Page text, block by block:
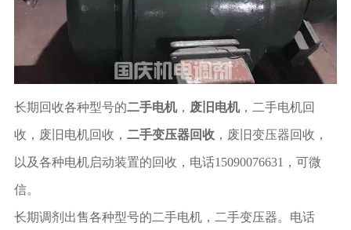
长期回收各种型号的二手电机， 废旧电机，二手电机回
收，废旧电机回收， 二手变压器回收，废旧变压器回收，
以及各种电机启动装置的回收，电话15090076631，可微
信。
长期调剂出售各种型号的二手电机，二手变压器。电话